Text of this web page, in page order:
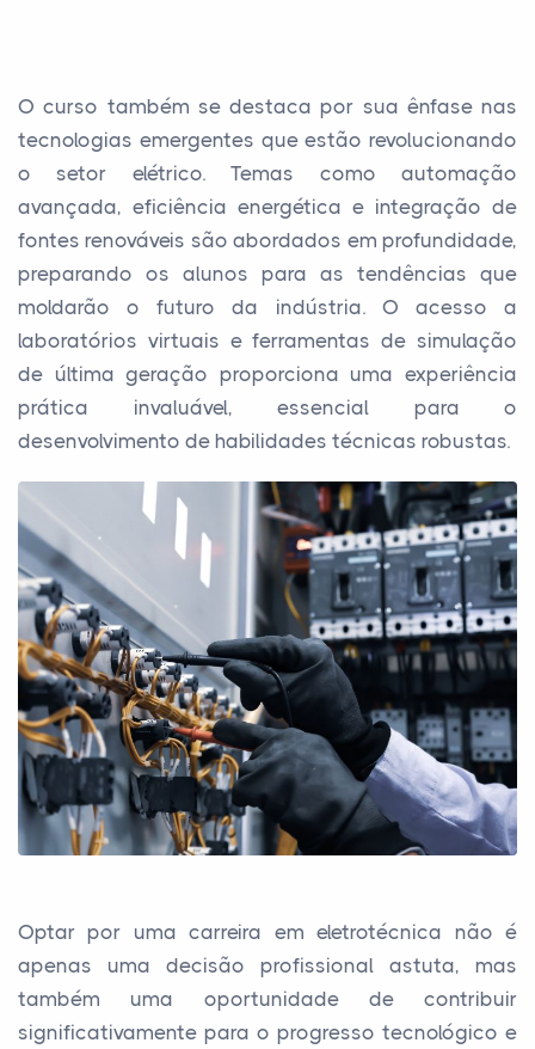
O curso também se destaca por sua ênfase nas
tecnologias emergentes que estão revolucionando
o setor elétrico. Temas como automação
avançada, eficiência energética e integração de
fontes renováveis são abordados em profundidade,
preparando os alunos para as tendências que
moldarão o futuro da indústria. O acesso a
laboratórios virtuais e ferramentas de simulação
de última geração proporciona uma experiência
prática invaluável, essencial para o
desenvolvimento de habilidades técnicas robustas.
Optar por uma carreira em eletrotécnica não é
apenas uma decisão profissional astuta, mas
também uma oportunidade de contribuir
significativamente para o progresso tecnológico e